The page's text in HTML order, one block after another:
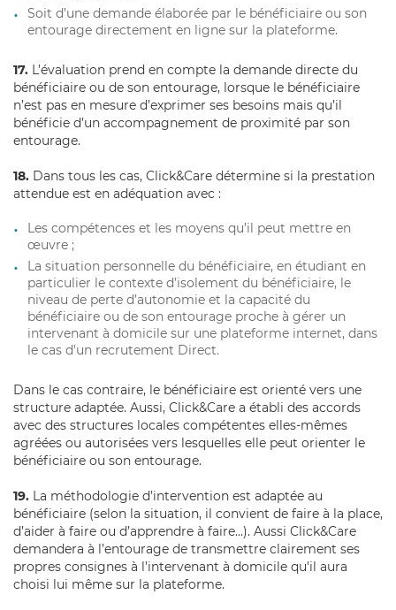
Soit d’une demande élaborée par le bénéficiaire ou son
entourage directement en ligne sur la plateforme.
17. L’évaluation prend en compte la demande directe du
bénéficiaire ou de son entourage, lorsque le bénéficiaire
n’est pas en mesure d’exprimer ses besoins mais qu’il
bénéficie d’un accompagnement de proximité par son
entourage.
18. Dans tous les cas, Click&Care détermine si la prestation
attendue est en adéquation avec :
Les compétences et les moyens qu’il peut mettre en
œuvre ;
La situation personnelle du bénéficiaire, en étudiant en
particulier le contexte d’isolement du bénéficiaire, le
niveau de perte d’autonomie et la capacité du
bénéficiaire ou de son entourage proche à gérer un
intervenant à domicile sur une plateforme internet, dans
le cas d'un recrutement Direct.
Dans le cas contraire, le bénéficiaire est orienté vers une
structure adaptée. Aussi, Click&Care a établi des accords
avec des structures locales compétentes elles-mêmes
agréées ou autorisées vers lesquelles elle peut orienter le
bénéficiaire ou son entourage.
19. La méthodologie d’intervention est adaptée au
bénéficiaire (selon la situation, il convient de faire à la place,
d’aider à faire ou d’apprendre à faire...). Aussi Click&Care
demandera à l’entourage de transmettre clairement ses
propres consignes à l’intervenant à domicile qu'il aura
choisi lui même sur la plateforme.